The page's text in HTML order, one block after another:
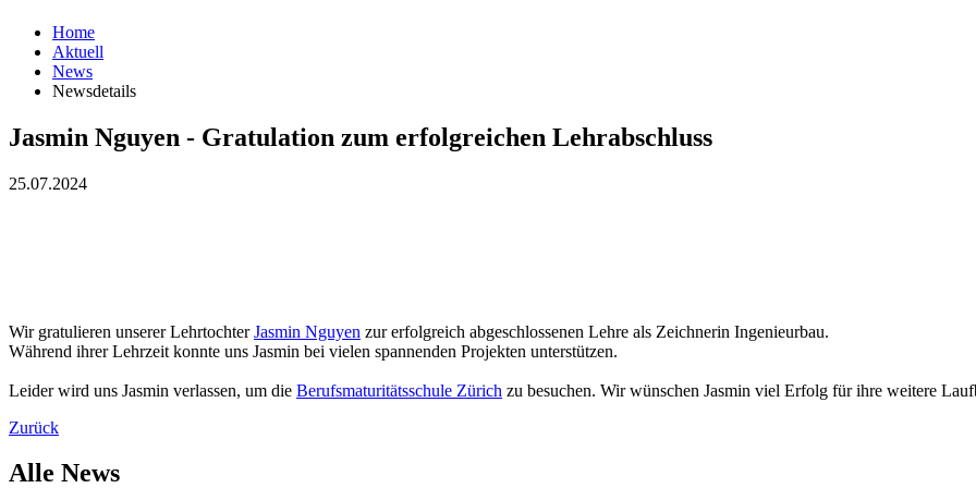
Home
Aktuell
News
Newsdetails
Jasmin Nguyen - Gratulation zum erfolgreichen Lehrabschluss
25.07.2024
Wir gratulieren unserer LehrtochterJasmin Nguyen zur erfolgreich abgeschlossenen Lehre als Zeichnerin Ingenieurbau.
Während ihrer Lehrzeit konnte uns Jasmin bei vielen spannenden Projekten unterstützen.
Leider wird uns Jasmin verlassen, um die Berufsmaturitätsschule Zürich zu besuchen. Wir wünschen Jasmin viel Erfolg für ihre weitere
Zurück
Alle News